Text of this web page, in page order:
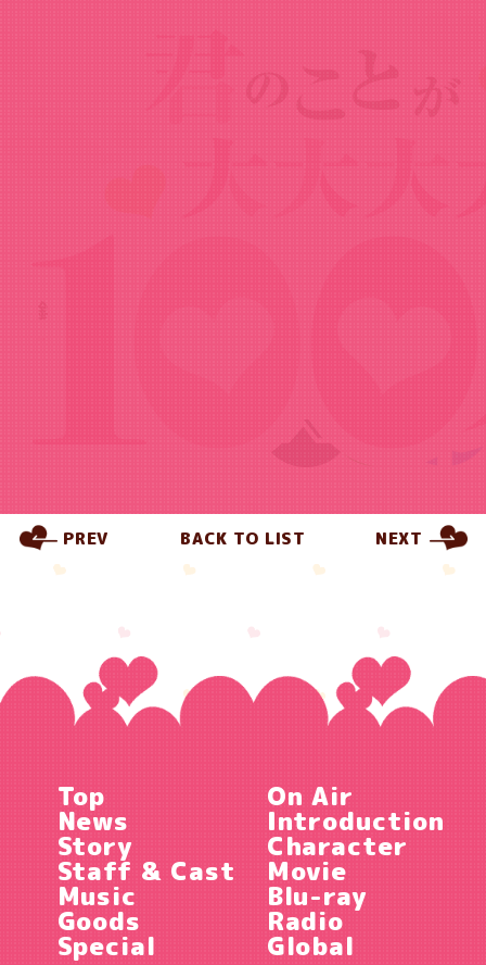
News
銘戸芽衣キャラクターPV
PREV BACK TO LIST NEXT
Top On Air
News Introduction
Story Character
Staff & Cast Movie
Music Blu-ray
Goods Radio
Special Global